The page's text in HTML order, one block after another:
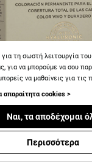
+ 13 Πόντοι
Elixir No6.43 Ξανθό
Σε Σωληνάριο 50ml &
Χρώματος 75ml
τη σωστή λειτουργία
για να μπορούμε να σου
να μαθαίνεις για
απαραίτητα cookies >
Ναι, τα αποδέχομαι
Περισσότερα